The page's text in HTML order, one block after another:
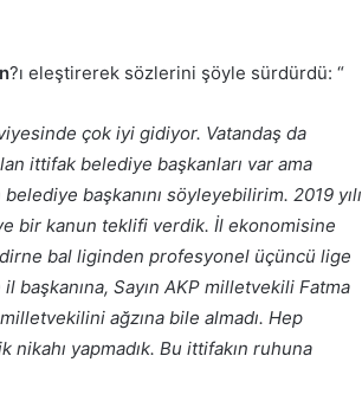
?ı eleştirerek sözlerini şöyle sürdürdü: “
çok iyi gidiyor. Vatandaş da
ittifak belediye başkanları var ama
başkanını söyleyebilirim. 2019 yılı
bir kanun teklifi verdik. İl ekonomisine
bal liginden profesyonel üçüncü lige
başkanına, Sayın AKP milletvekili Fatma
ağzına bile almadı. Hep
yapmadık. Bu ittifakın ruhuna